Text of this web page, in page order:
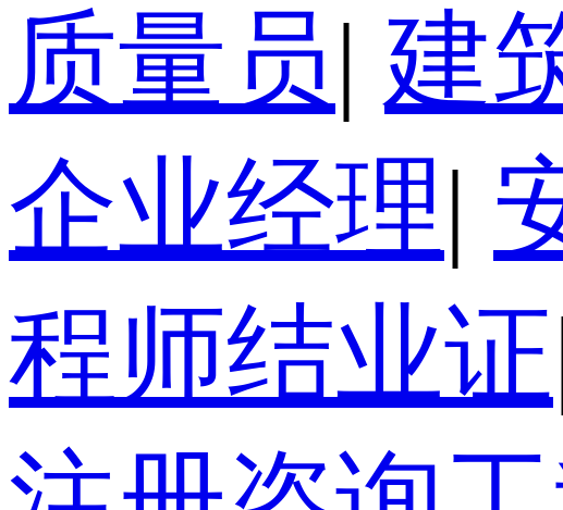
质量员| 建
企业经理|
程师结业证